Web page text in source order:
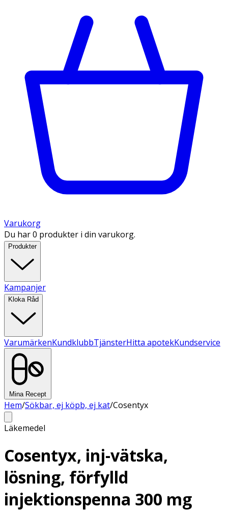
Varukorg
Du har 0 produkter i din varukorg.
Produkter
Kampanjer
Kloka Råd
VarumärkenKundklubbTjänsterHitta apotekKundservice
Mina Recept
Hem/Sökbar, ej köpb, ej kat/Cosentyx
Läkemedel
Cosentyx, inj-vätska,
lösning, förfylld
injektionspenna 300 mg